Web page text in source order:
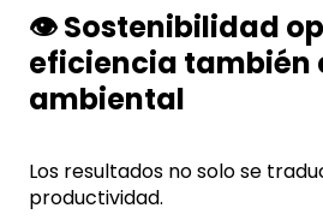
👁️ Sostenibilidad
eficiencia también
ambiental
Los resultados no solo se
productividad.